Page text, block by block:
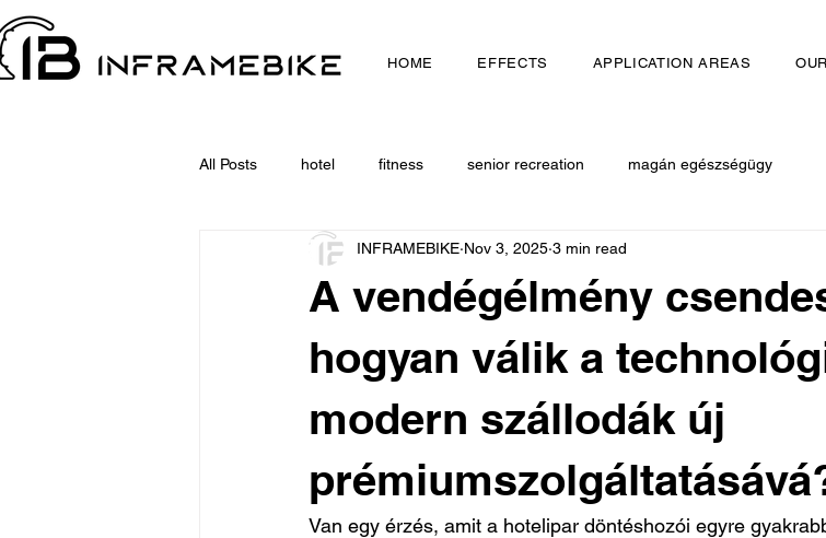
HOME EFFECTS APPLICATION AREAS
All Posts hotel fitness senior recreation magán egészségügy
A vendégélmény
hogyan válik a
modern szállodák új
INFRAMEBIKE Nov 3, 2025 3 min read
Van egy érzés, amit a hotelipar döntéshozói egyre